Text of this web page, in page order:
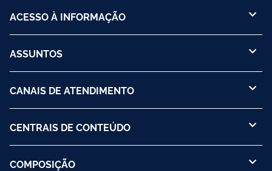
ACESSO À INFORMAÇÃO
ASSUNTOS
CANAIS DE ATENDIMENTO
CENTRAIS DE CONTEÚDO
COMPOSIÇÃO